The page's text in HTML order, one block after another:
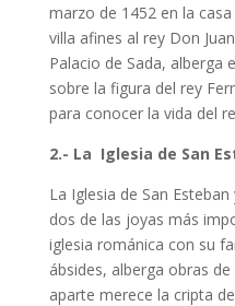
marzo de 1452 en la
villa afines al rey Don
Palacio de Sada, alberga
sobre la figura del rey
para conocer la vida del
2.- La Iglesia de San
La Iglesia de San
dos de las joyas más
iglesia románica con su
ábsides, alberga obras
aparte merece la cripta